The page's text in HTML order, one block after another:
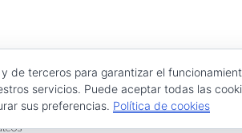
de terceros para garantizar el
servicios. Puede aceptar todas las
sus preferencias. Política de cookies